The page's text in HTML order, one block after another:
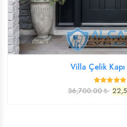
Villa Çelik
36,700.00 ₺